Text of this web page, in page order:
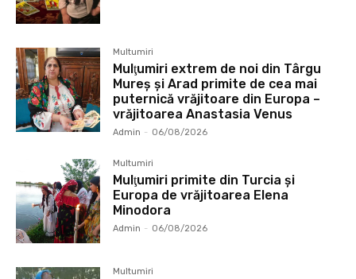
Multumiri
Mulţumiri extrem de noi din Târgu
Mureș și Arad primite de cea mai
puternică vrăjitoare din Europa –
vrăjitoarea Anastasia Venus
Admin - 06/08/2026
Multumiri
Mulţumiri primite din Turcia și
Europa de vrăjitoarea Elena
Minodora
Admin - 06/08/2026
Multumiri